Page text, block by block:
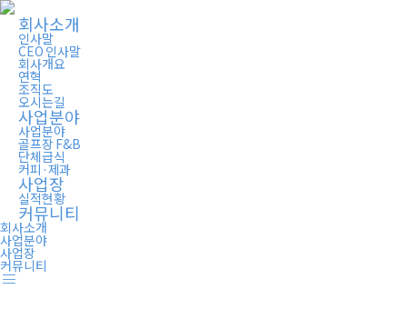
회사소개
인사말
CEO 인사말
회사개요
연혁
조직도
오시는길
사업분야
사업분야
골프장 F&B
단체급식
커피·제과
사업장
실적현황
커뮤니티
회사소개
사업분야
사업장
커뮤니티